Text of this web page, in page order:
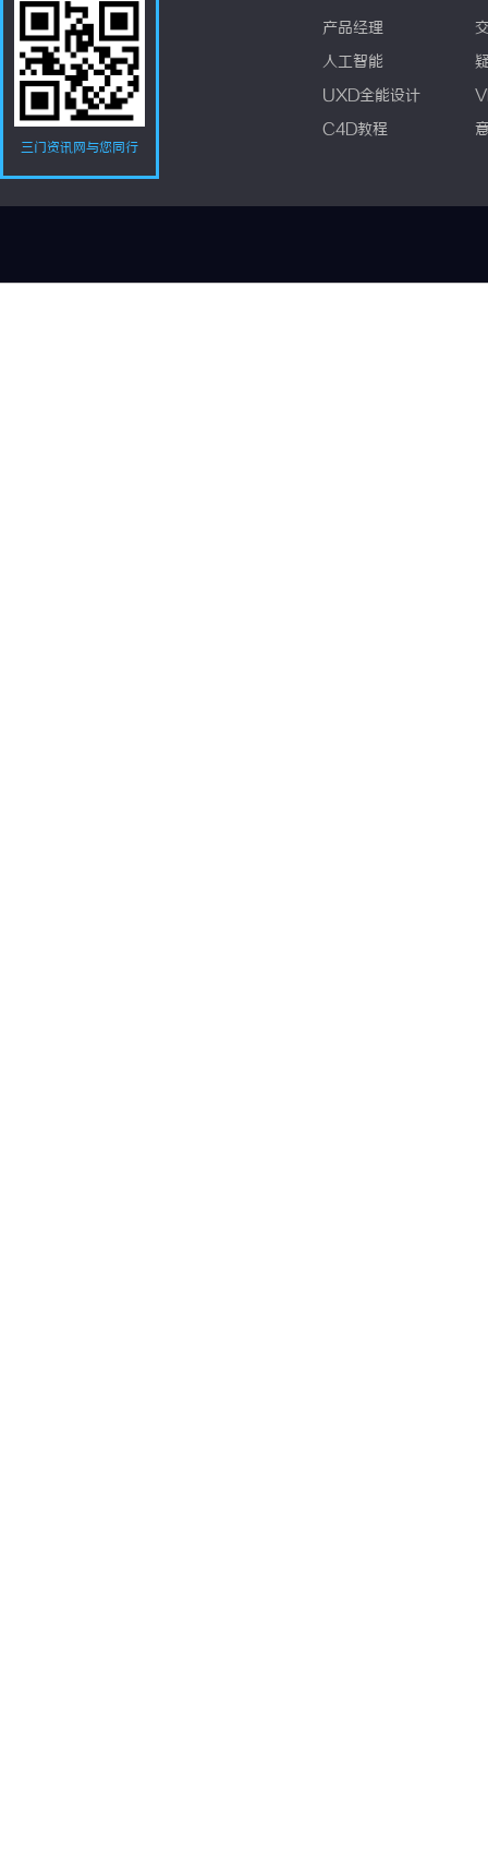
三门资讯网与您同行
产品经理
人工智能
UXD全能设计
C4D教程